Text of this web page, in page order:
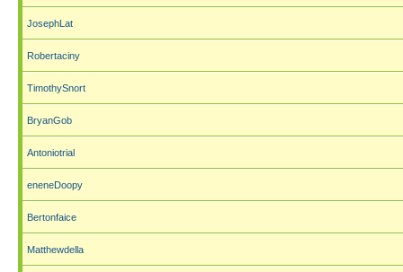
JosephLat
Robertaciny
TimothySnort
BryanGob
Antoniotrial
eneneDoopy
Bertonfaice
Matthewdella